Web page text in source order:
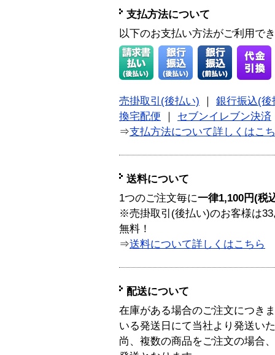
支払方法について
以下のお支払い方法がご利用で
売掛取引(後払い)
銀行振込(後
換宅配便
セブンイレブン決済
⇒支払方法について詳しくはこ
送料について
1つのご注文毎に一律1,100円(税
※売掛取引(後払い)のお客様は
無料！
⇒送料について詳しくはこちら
配送について
在庫がある場合のご注文につき
いる発送日にて当社より発送い
尚、複数の商品をご注文の場合